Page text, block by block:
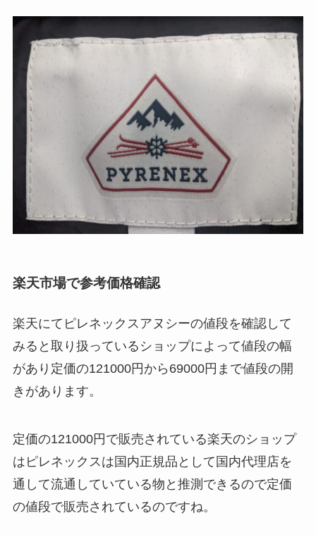
楽天市場で参考価格確認
楽天にてピレネックスアヌシーの値段を確認して
みると取り扱っているショップによって値段の幅
があり定価の121000円から69000円まで値段の開
きがあります。
定価の121000円で販売されている楽天のショップ
はピレネックスは国内正規品として国内代理店を
通して流通していている物と推測できるので定価
の値段で販売されているのですね。